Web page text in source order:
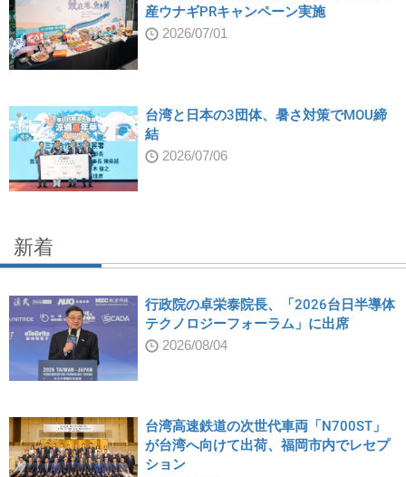
産ウナギPRキャンペーン実施
2026/07/01
台湾と日本の3団体、暑さ対策でMOU締
結
2026/07/06
新着
行政院の卓栄泰院長、「2026台日半導体
テクノロジーフォーラム」に出席
2026/08/04
台湾高速鉄道の次世代車両「N700ST」
が台湾へ向けて出荷、福岡市内でレセプ
ション